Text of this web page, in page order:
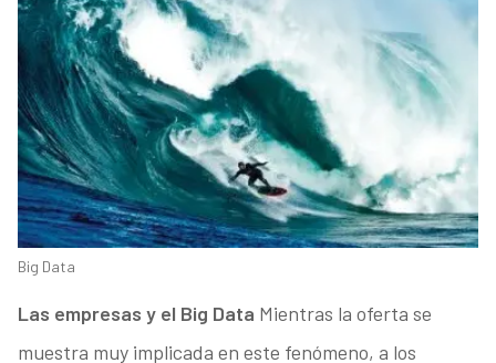
Big Data
Las empresas y el Big Data Mientras la oferta se
muestra muy implicada en este fenómeno, a los